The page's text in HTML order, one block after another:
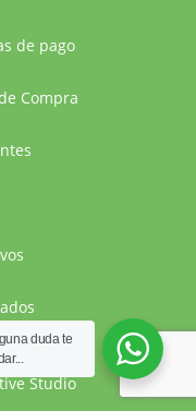
de pago
Compra
Studio
duda te